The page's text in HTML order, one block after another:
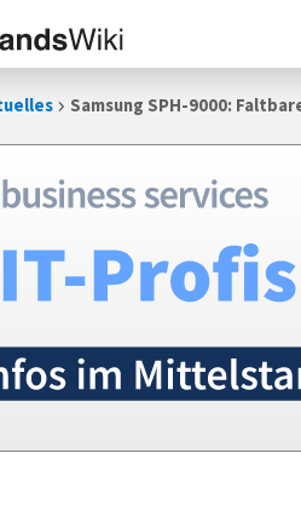
Samsung SPH-9000: